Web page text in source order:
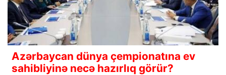
Azərbaycan dünya çempionatına ev
sahibliyinə necə hazırlıq görür?